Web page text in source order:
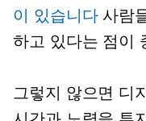
이 있습니다사람
하고 있다는 점이
그렇지 않으면 디